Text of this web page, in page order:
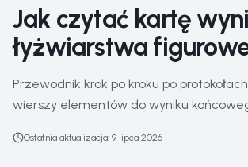
Jak czytać kartę
łyżwiarstwa
Przewodnik krok po kroku po
wierszy elementów do wyniku
Ostatnia aktualizacja: 9 lipca 2026